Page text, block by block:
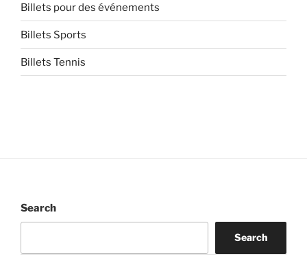
Billets pour des événements
Billets Sports
Billets Tennis
Search
Search